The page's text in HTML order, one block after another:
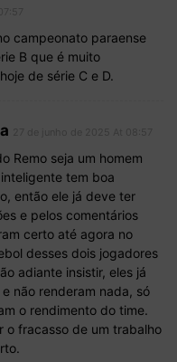
campeonato paraense
B que é muito
de série C e D.
Remo seja um homem
tem boa
então ele já deve ter
e pelos comentários
certo até agora no
desses dois jogadores
adiante insistir, eles já
não renderam nada, só
o rendimento do time.
o fracasso de um trabalho